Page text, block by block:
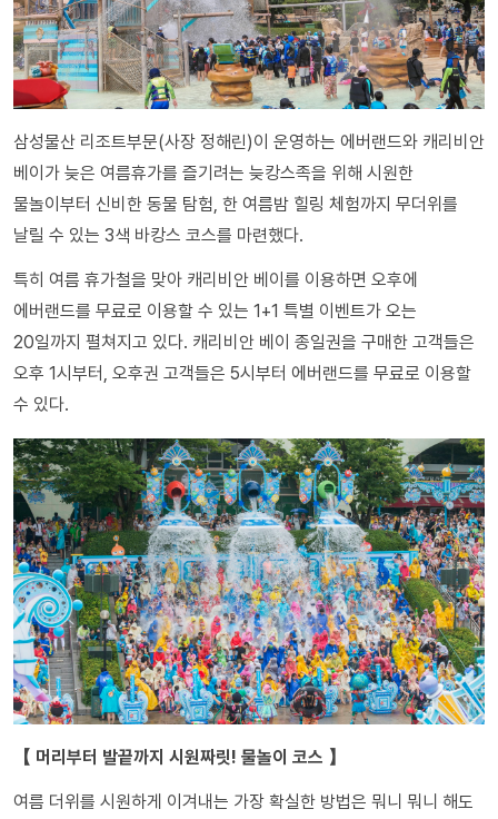
삼성물산 리조트부문(사장 정해린)이 운영하는 에버랜드와 캐리비안
베이가 늦은 여름휴가를 즐기려는 늦캉스족을 위해 시원한
물놀이부터 신비한 동물 탐험, 한 여름밤 힐링 체험까지 무더위를
날릴 수 있는 3색 바캉스 코스를 마련했다.
특히 여름 휴가철을 맞아 캐리비안 베이를 이용하면 오후에
에버랜드를 무료로 이용할 수 있는 1+1 특별 이벤트가 오는
20일까지 펼쳐지고 있다. 캐리비안 베이 종일권을 구매한 고객들은
오후 1시부터, 오후권 고객들은 5시부터 에버랜드를 무료로 이용할
수 있다.
【 머리부터 발끝까지 시원짜릿! 물놀이 코스 】
여름 더위를 시원하게 이겨내는 가장 확실한 방법은 뭐니 뭐니 해도